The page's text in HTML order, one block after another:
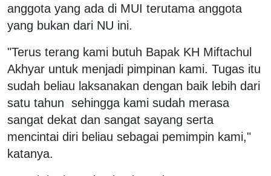
anggota yang ada di MUI terutama anggota
yang bukan dari NU ini.
"Terus terang kami butuh Bapak KH Miftachul
Akhyar untuk menjadi pimpinan kami. Tugas itu
sudah beliau laksanakan dengan baik lebih dari
satu tahun sehingga kami sudah merasa
sangat dekat dan sangat sayang serta
mencintai diri beliau sebagai pemimpin kami,"
katanya.